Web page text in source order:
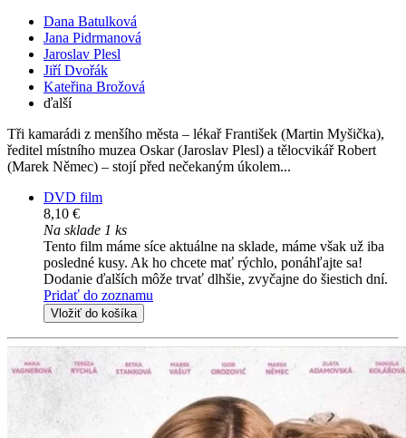
Dana Batulková
Jana Pidrmanová
Jaroslav Plesl
Jiří Dvořák
Kateřina Brožová
ďalší
Tři kamarádi z menšího města – lékař František (Martin Myšička),
ředitel místního muzea Oskar (Jaroslav Plesl) a tělocvikář Robert
(Marek Němec) – stojí před nečekaným úkolem...
DVD film
8,10 €
Na sklade 1 ks
Tento film máme síce aktuálne na sklade, máme však už iba
posledné kusy. Ak ho chcete mať rýchlo, ponáhľajte sa!
Dodanie ďalších môže trvať dlhšie, zvyčajne do šiestich dní.
Pridať do zoznamu
Vložiť do košíka